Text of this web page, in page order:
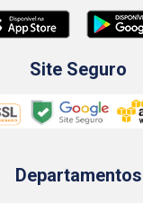
Site Seguro
Departamentos